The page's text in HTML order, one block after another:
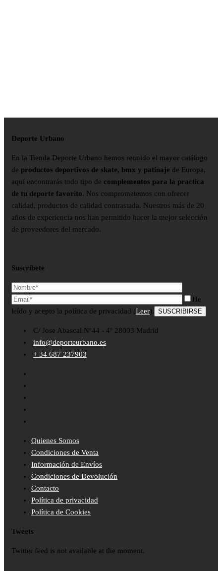
Deporte Urbano
En la Tienda Deporte Urbano hemos reunido el mayor catálogo
de productos deportivos de skate, bmx y patinaje de Europa,
aquí encontrarás todo tipo de complementos para la practica
de tu deporte favorito. Nos comprometemos con ofrecer
calidad, productos de calidad contrastada. Nuestros más de 20
años de experiencia nos han permitido hacer la mejor selección
de proveedores del mercado.
Suscríbete
He
leído y acepto la política de privacidad (Leer).
C/ Jose Abascal Nº44 - 4º 28003 Madrid
info@deporteurbano.es
+ 34 687 237903
Quienes Somos
Condiciones de Venta
Información de Envíos
Condiciones de Devolución
Contacto
Política de privacidad
Política de Cookies
Tweets
Twitter feed is not available at the moment.